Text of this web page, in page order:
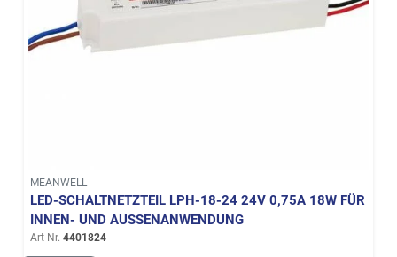
MEANWELL
LED-SCHALTNETZTEIL LPH-18-24 24V 0,75A 18W FÜR
INNEN- UND AUSSENANWENDUNG
Art-Nr. 4401824